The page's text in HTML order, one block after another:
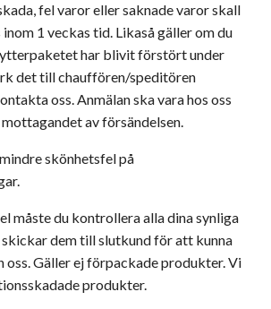
fel varor eller saknade varor skall
1 veckas tid. Likaså gäller om du
har blivit förstört under
det till chauffören/speditören
oss. Anmälan ska vara hos oss
av försändelsen.
skönhetsfel på
måste du kontrollera alla dina synliga
dem till slutkund för att kunna
Gäller ej förpackade produkter. Vi
produkter.